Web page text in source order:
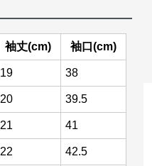
袖丈(cm) 袖口(cm)
19 38
20 39.5
21 41
22 42.5